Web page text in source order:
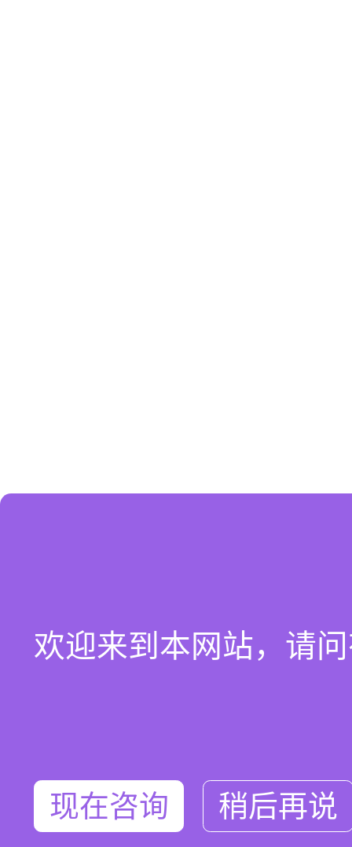
欢迎来到本网站，请
现在咨询 稍后再说